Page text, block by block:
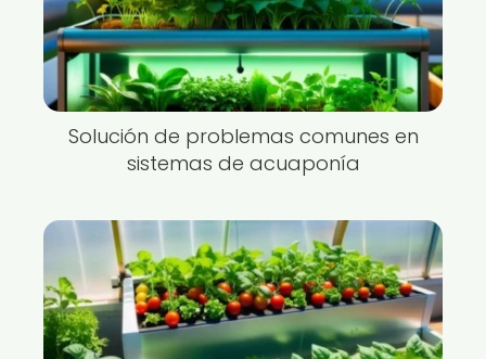
Solución de problemas comunes en
sistemas de acuaponía